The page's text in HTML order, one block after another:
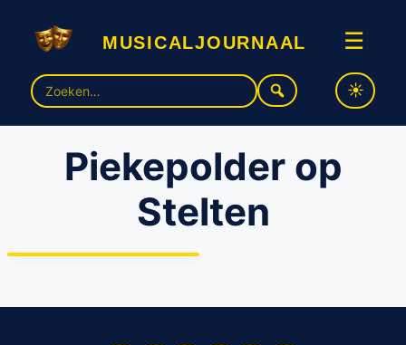
musicaljournaal ☰
Zoek
naar:
Piekepolder op
Stelten
Brandweerman Sam met
voorstelling ‘Piekepolder op